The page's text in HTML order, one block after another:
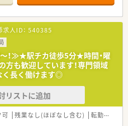
ムや全自動錠剤放送機など最新の調剤
です！
り、フォロー体制が整っております◎
おり、施設への訪問も行っています。
どの立地にあります。
え、グループ会社を含め、岩手県内に
。
店舗があり、転勤の心配なく働ける環境
当時のドクターとのやり取りから、開局
人ID： 540385
！≫★駅チカ徒歩5分★時間・曜
も歓迎しています！専門領域
く長く働けます◎
リストに追加
可 残業なし(ほぼなし含む) 転勤なし